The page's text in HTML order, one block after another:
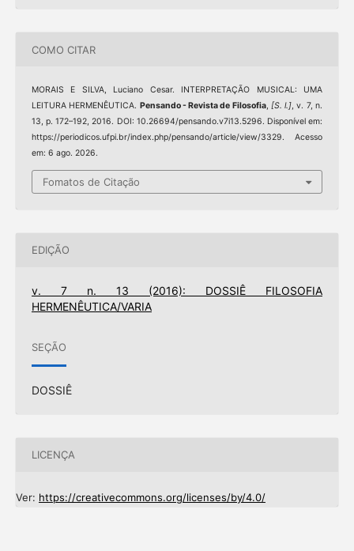
COMO CITAR
MORAIS E SILVA, Luciano Cesar. INTERPRETAÇÃO MUSICAL: UMA
LEITURA HERMENÊUTICA. Pensando - Revista de Filosofia, [S. l.], v. 7, n.
13, p. 172–192, 2016. DOI: 10.26694/pensando.v7i13.5296. Disponível em:
https://periodicos.ufpi.br/index.php/pensando/article/view/3329. Acesso
em: 6 ago. 2026.
Fomatos de Citação
EDIÇÃO
v. 7 n. 13 (2016): DOSSIÊ FILOSOFIA
HERMENÊUTICA/VARIA
SEÇÃO
DOSSIÊ
LICENÇA
Ver: https://creativecommons.org/licenses/by/4.0/